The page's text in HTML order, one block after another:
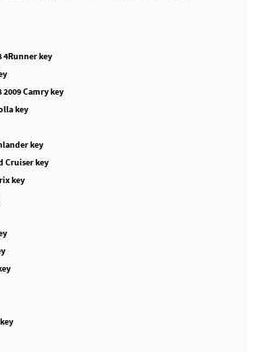
4Runner key
2009 Camry key
key
key
Cruiser key
key